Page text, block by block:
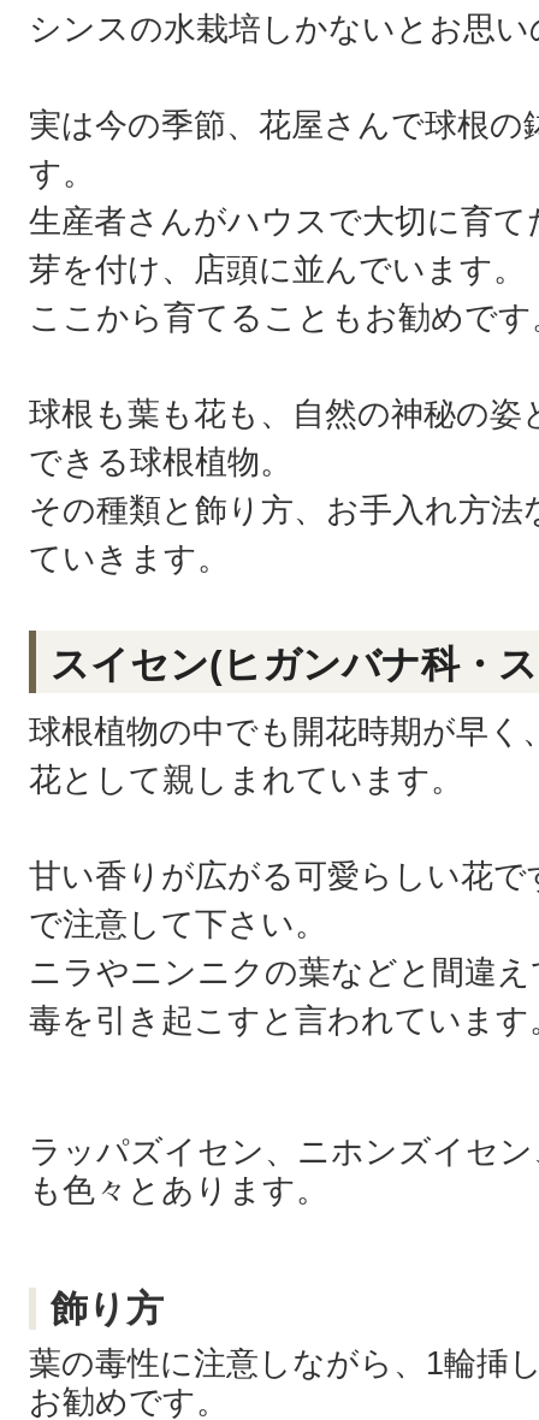
シンスの水栽培しかないとお思
実は今の季節、花屋さんで球根
す。
生産者さんがハウスで大切に育
芽を付け、店頭に並んでいます。
ここから育てることもお勧めです
球根も葉も花も、自然の神秘の
できる球根植物。
その種類と飾り方、お手入れ方
ていきます。
スイセン(ヒガンバナ科・
球根植物の中でも開花時期が早く
花として親しまれています。
甘い香りが広がる可愛らしい花
で注意して下さい。
ニラやニンニクの葉などと間違
毒を引き起こすと言われています
ラッパズイセン、ニホンズイセ
も色々とあります。
飾り方
葉の毒性に注意しながら、1輪挿
お勧めです。